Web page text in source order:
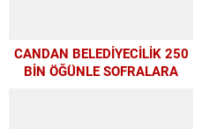
CANDAN BELEDİYECİLİK 250
BİN ÖĞÜNLE SOFRALARA